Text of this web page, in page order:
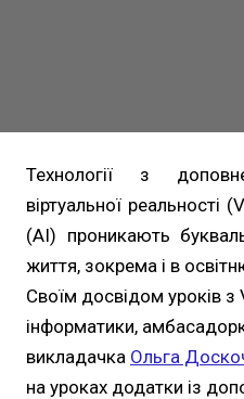
Технології з
віртуальної реальності
(AI) проникають
життя, зокрема і в
Своїм досвідом уроків з
інформатики,
викладачка Ольга
на уроках додатки із